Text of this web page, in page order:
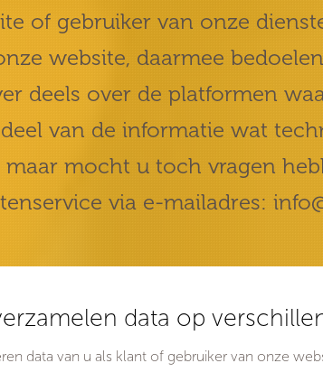
of gebruiker van onze
website, daarmee bedoelen
deels over de platformen
van de informatie wat
mocht u toch vragen
via e-mailadres:
data op
data van u als klant of gebruiker van onze